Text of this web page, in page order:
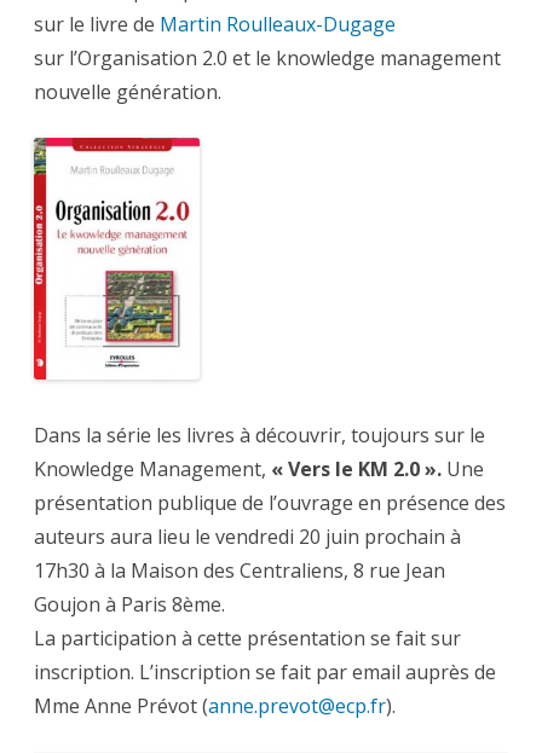
à
la
sauce
2.0
sur le livre de Martin Roulleaux-Dugage
sur l’Organisation 2.0 et le knowledge management
nouvelle génération.
Dans la série les livres à découvrir, toujours sur le
Knowledge Management, « Vers le KM 2.0 ». Une
présentation publique de l’ouvrage en présence des
auteurs aura lieu le vendredi 20 juin prochain à
17h30 à la Maison des Centraliens, 8 rue Jean
Goujon à Paris 8ème.
La participation à cette présentation se fait sur
inscription. L’inscription se fait par email auprès de
Mme Anne Prévot (anne.prevot@ecp.fr).